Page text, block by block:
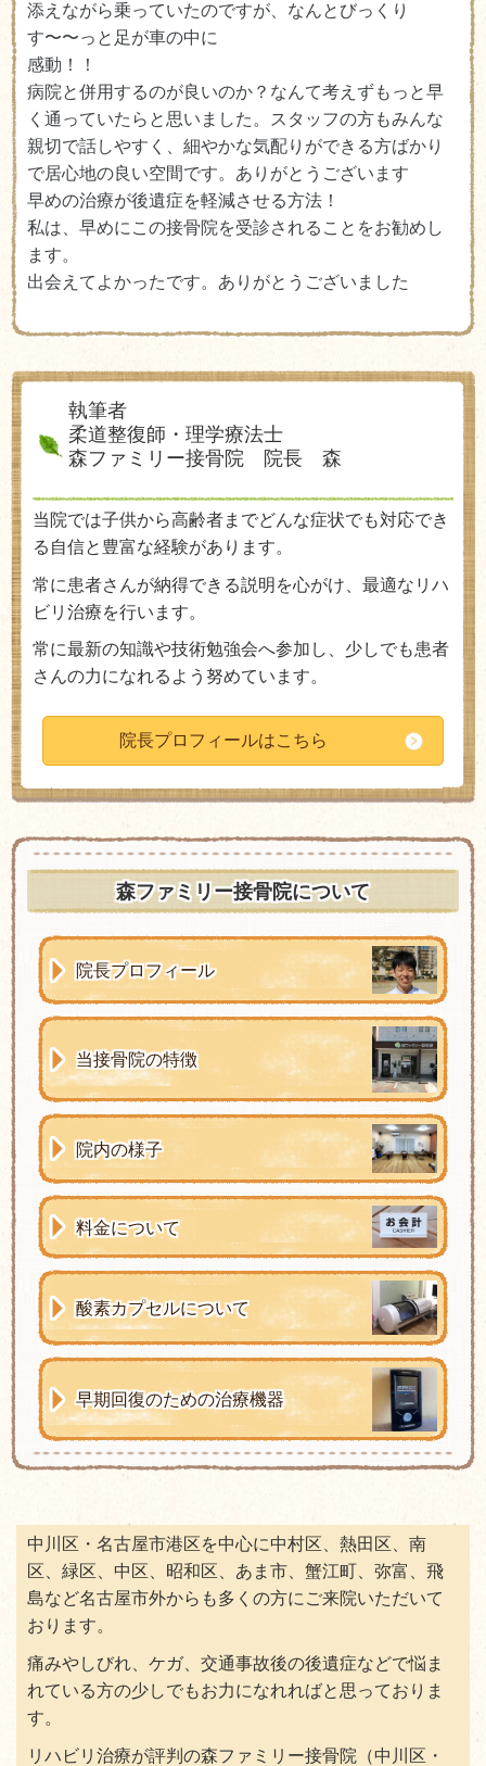
添えながら乗っていたのですが、なんとびっくり
す〜〜っと足が車の中に
感動！！
病院と併用するのが良いのか？なんて考えずもっと早
く通っていたらと思いました。スタッフの方もみんな
親切で話しやすく、細やかな気配りができる方ばかり
で居心地の良い空間です。ありがとうございます
早めの治療が後遺症を軽減させる方法！
私は、 早めにこの接骨院を受診されることをお勧めし
ます。
出会えてよかったです。 ありがとうございました
執筆者
柔道整復師・理学療法士
森ファミリー接骨院 院長 森
当院では子供から高齢者までどんな症状でも対応でき
る自信と豊富な経験があります。
常に患者さんが納得できる説明を心がけ、最適なリハ
ビリ治療を行います。
常に最新の知識や技術勉強会へ参加し、少しでも患者
さんの力になれるよう努めています。
院長プロフィールはこちら
森ファミリー接骨院について
院長プロフィール
当接骨院の特徴
院内の様子
料金について
酸素カプセルについて
早期回復のための治療機器
中川区・名古屋市港区を中心に中村区、熱田区、南
区、緑区、中区、昭和区、あま市、蟹江町、弥富、飛
島など名古屋市外からも多くの方にご来院いただいて
おります。
痛みやしびれ、ケガ、交通事故後の後遺症などで悩ま
れている方の少しでもお力になれればと思っておりま
す。
リハビリ治療が評判の森ファミリー接骨院（中川区・